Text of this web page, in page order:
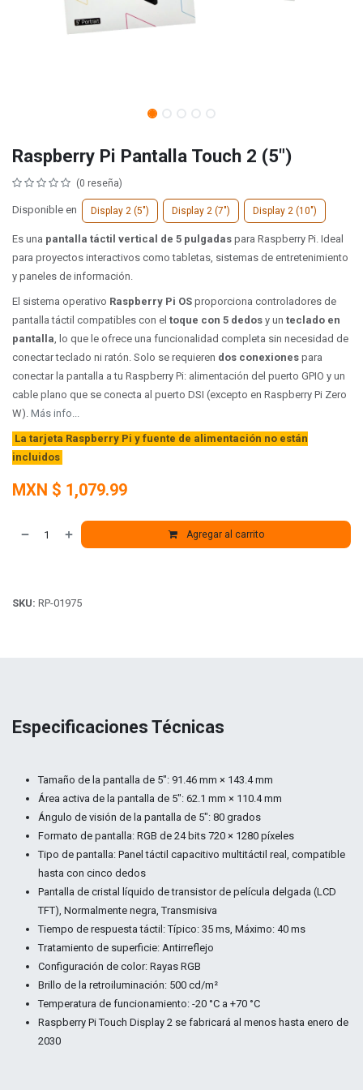
Raspberry Pi Pantalla Touch 2 (5")
(0 reseña)
Disponible en Display 2 (5") Display 2 (7") Display 2 (10")
Es una pantalla táctil vertical de 5 pulgadas para Raspberry Pi. Ideal
para proyectos interactivos como tabletas, sistemas de entretenimiento
y paneles de información.
El sistema operativo Raspberry Pi OS proporciona controladores de
pantalla táctil compatibles con el toque con 5 dedos y un teclado en
pantalla, lo que le ofrece una funcionalidad completa sin necesidad de
conectar teclado ni ratón. Solo se requieren dos conexiones para
conectar la pantalla a tu Raspberry Pi: alimentación del puerto GPIO y un
cable plano que se conecta al puerto DSI (excepto en Raspberry Pi Zero
W). Más info...
La tarjeta Raspberry Pi y fuente de alimentación no están
incluidos
MXN $ 1,079.99
Agregar al carrito
SKU: RP-01975
Especificaciones Técnicas
Tamaño de la pantalla de 5″: 91.46 mm × 143.4 mm
Área activa de la pantalla de 5″: 62.1 mm × 110.4 mm
Ángulo de visión de la pantalla de 5″: 80 grados
Formato de pantalla: RGB de 24 bits 720 × 1280 píxeles
Tipo de pantalla: Panel táctil capacitivo multitáctil real, compatible
hasta con cinco dedos
Pantalla de cristal líquido de transistor de película delgada (LCD
TFT), Normalmente negra, Transmisiva
Tiempo de respuesta táctil: Típico: 35 ms, Máximo: 40 ms
Tratamiento de superficie: Antirreflejo
Configuración de color: Rayas RGB
Brillo de la retroiluminación: 500 cd/m²
Temperatura de funcionamiento: -20 °C a +70 °C
Raspberry Pi Touch Display 2 se fabricará al menos hasta enero de
2030